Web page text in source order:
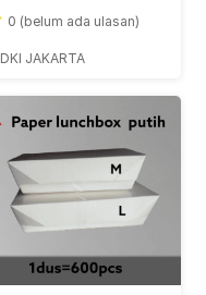
0 (belum ada ulasan)
DKI JAKARTA